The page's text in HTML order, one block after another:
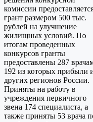
комиссии
грант размером 500 тыс.
рублей на улучшение
жилищных условий. По
итогам проведенных
конкурсов гранты
предоставлены 287
192 из которых прибыли
других регионов России.
Приняты на работу в
учреждения первичного
звена 174 специалиста, а
также приняты 53 врача